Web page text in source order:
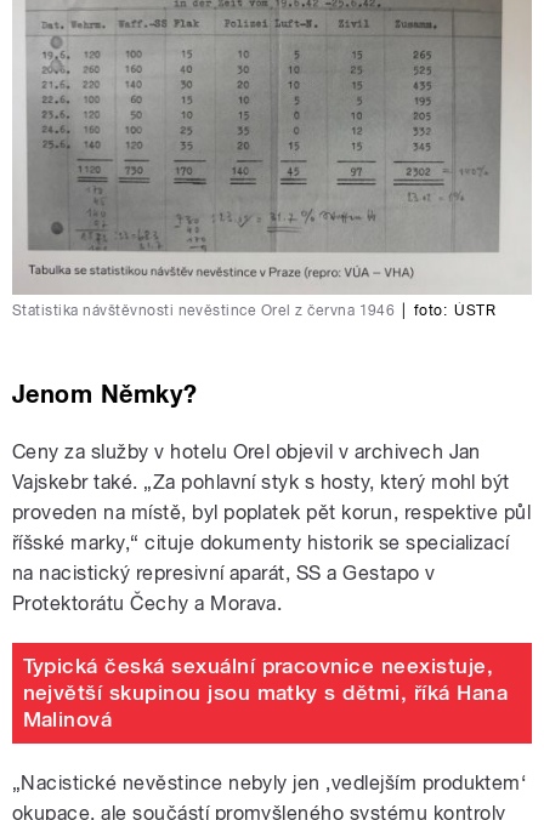
Statistika návštěvnosti nevěstince Orel z června 1946 foto: ÚSTR
Jenom Němky?
Ceny za služby v hotelu Orel objevil v archivech Jan
Vajskebr také. „Za pohlavní styk s hosty, který mohl být
proveden na místě, byl poplatek pět korun, respektive půl
říšské marky,“ cituje dokumenty historik se specializací
na nacistický represivní aparát, SS a Gestapo v
Protektorátu Čechy a Morava.
Typická česká sexuální pracovnice neexistuje,
největší skupinou jsou matky s dětmi, říká Hana
Malinová
„Nacistické nevěstince nebyly jen ‚vedlejším produktem‘
okupace, ale součástí promyšleného systému kontroly